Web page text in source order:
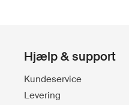
Hjælp & support
Kundeservice
Levering